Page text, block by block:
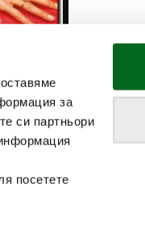
за
си партньори
посетете